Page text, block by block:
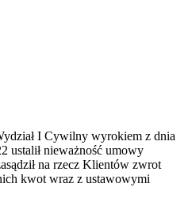
I Cywilny wyrokiem z dnia
ustalił nieważność umowy
na rzecz Klientów zwrot
kwot wraz z ustawowymi